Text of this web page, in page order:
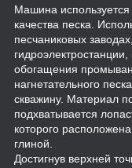
Машина
качества песка.
песчаниковых
гидроэлектростанции,
обогащения
нагнетательного
скважину. Материал
подхватывается
которого
глиной.
Достигнув верхней